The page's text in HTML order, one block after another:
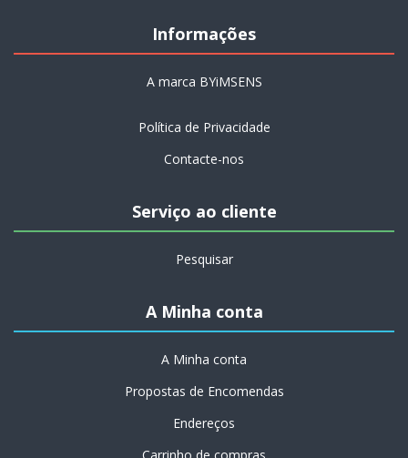
Informações
A marca BYiMSENS
Política de Privacidade
Contacte-nos
Serviço ao cliente
Pesquisar
A Minha conta
A Minha conta
Propostas de Encomendas
Endereços
Carrinho de compras